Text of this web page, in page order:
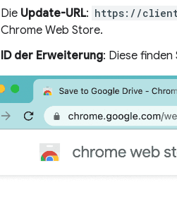
Die Update-URL: https://
Chrome Web Store.
ID der Erweiterung: Diese finden